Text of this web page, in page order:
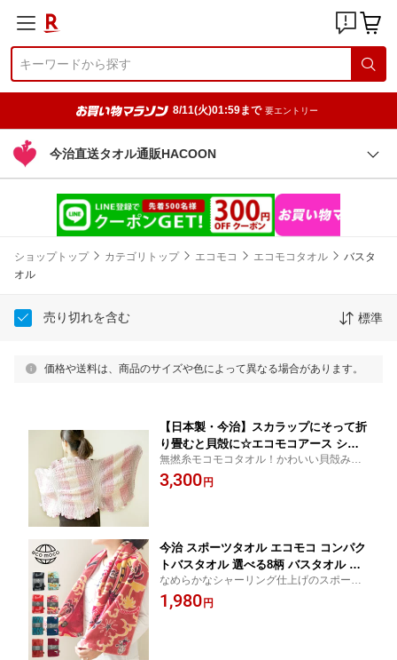
8/11(火)01:59まで 要エントリー
今治直送タオル通販HACOON
ショップトップ カテゴリトップ エコモコ エコモコタオル
バスタ
オル
売り切れを含む 標準
価格や送料は、商品のサイズや色によって異なる場合があります。
【日本製・今治】スカラップにそって折
り畳むと貝殻に☆エコモコアース シェ
ルタオル バスタオル ecomoco earth S
HELL TOWEL bathtowel
無撚糸モコモコタオル！かわいい貝殻みた
いなタオルでバスタイムもRelax&Happy♪
3,300円
今治 スポーツタオル エコモコ コンパク
トバスタオル 選べる8柄 バスタオル の
長さで スポーツ タオル の幅が嬉しい
約40×130cm エコモコアース スポーツ
なめらかなシャーリング仕上げのスポーツ
バスタオル☆
1,980円